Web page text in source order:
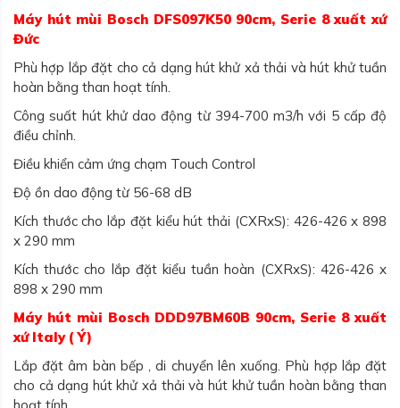
Máy hút mùi Bosch DFS097K50 90cm, Serie 8 xuất xứ
Đức
Phù hợp lắp đặt cho cả dạng hút khử xả thải và hút khử tuần
hoàn bằng than hoạt tính.
Công suất hút khử dao động từ 394-700 m3/h với 5 cấp độ
điều chỉnh.
Điều khiển cảm ứng chạm Touch Control
Độ ồn dao động từ 56-68 dB
Kích thước cho lắp đặt kiểu hút thải (CXRxS): 426-426 x 898
x 290 mm
Kích thước cho lắp đặt kiểu tuần hoàn (CXRxS): 426-426 x
898 x 290 mm
Máy hút mùi Bosch DDD97BM60B 90cm, Serie 8 xuất
xứ Italy ( Ý)
Lắp đặt âm bàn bếp , di chuyển lên xuống. Phù hợp lắp đặt
cho cả dạng hút khử xả thải và hút khử tuần hoàn bằng than